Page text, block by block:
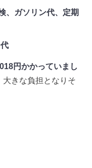
、ガソリン代、定期
円かかっていまし
大きな負担となりそ